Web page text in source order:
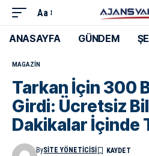
Aa
ANASAYFA GÜNDEM
MAGAZIN
Tarkan İçin 300
Girdi: Ücretsiz
Dakikalar İçinde
BySITE YÖNETICISI